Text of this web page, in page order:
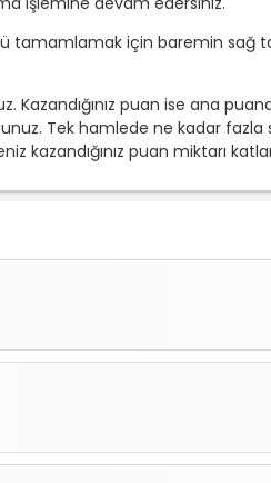
tamamlamak için baremin sağ
Kazandığınız puan ise ana
Tek hamlede ne kadar
kazandığınız puan miktarı